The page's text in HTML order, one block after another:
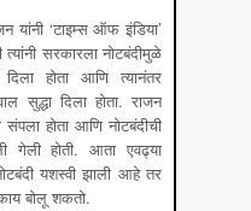
यांनी ‘टाइम्‍स ऑफ इंडिया’
सरकारला नोटबंदीमुळे
दिला होता आणि त्‍यानंतर
सुद्धा दिला होता. राजन
होता आणि नोटबंदीची
गेली होती. आता एवढ्या
यशस्‍वी झाली आहे तर
बोलू शकतो.